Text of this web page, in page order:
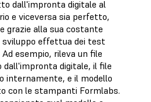
dall'impronta digitale al
e viceversa sia perfetto,
grazie alla sua costante
sviluppo effettua dei test
Ad esempio, rileva un file
dall'impronta digitale, il file
internamente, e il modello
con le stampanti Formlabs.